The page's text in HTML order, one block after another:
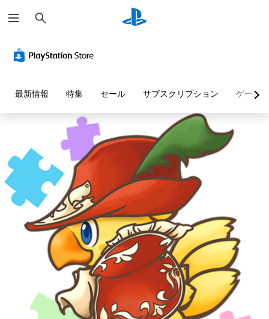
索
最新情報 特集 セール サブスクリプション ゲーム